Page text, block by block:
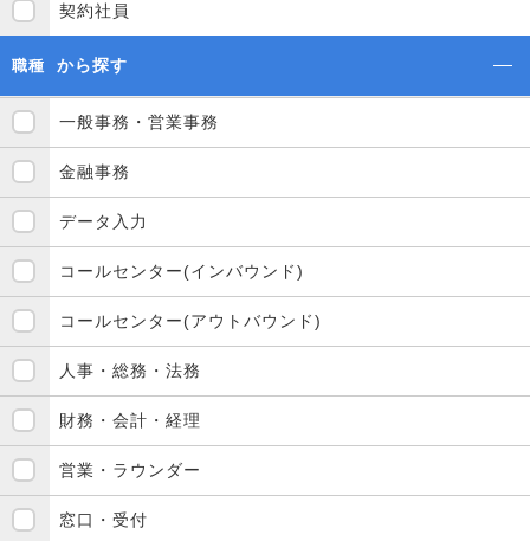
契約社員
職種 から探す
一般事務・営業事務
金融事務
データ入力
コールセンター(インバウンド)
コールセンター(アウトバウンド)
人事・総務・法務
財務・会計・経理
営業・ラウンダー
窓口・受付